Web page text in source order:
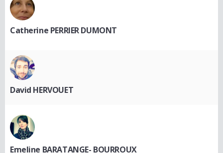
Catherine PERRIER DUMONT
David HERVOUET
Emeline BARATANGE- BOURROUX